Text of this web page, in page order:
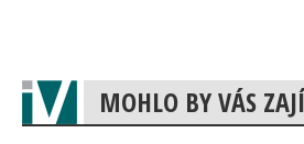
MOHLO BY VÁS